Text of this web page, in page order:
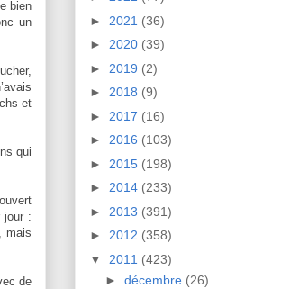
bien
un
et
qui
jour :
mais
de
► 2021 (36)
► 2020 (39)
► 2019 (2)
► 2018 (9)
► 2017 (16)
► 2016 (103)
► 2015 (198)
► 2014 (233)
► 2013 (391)
► 2012 (358)
▼ 2011 (423)
► décembre (26)